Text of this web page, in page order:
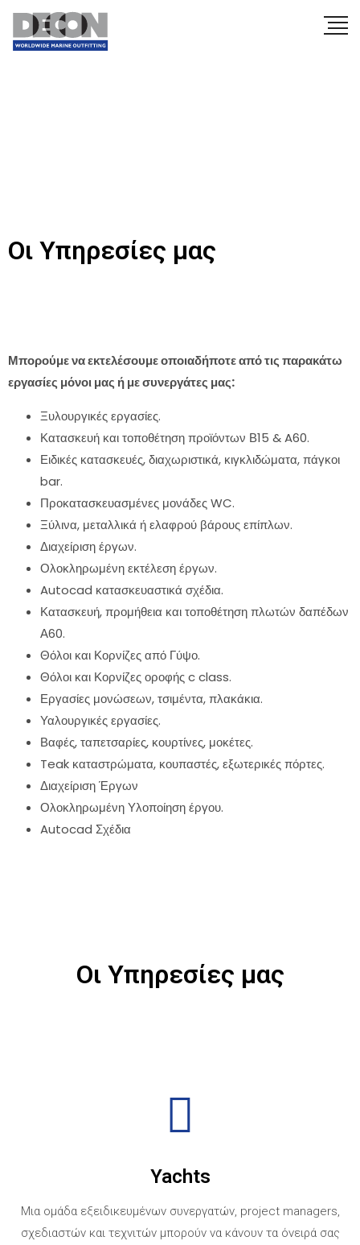
Οι Υπηρεσίες μας
Μπορούμε να εκτελέσουμε οποιαδήποτε από τις παρακάτω
εργασίες μόνοι μας ή με συνεργάτες μας:
Ξυλουργικές εργασίες.
Κατασκευή και τοποθέτηση προϊόντων Β15 & A60.
Ειδικές κατασκευές, διαχωριστικά, κιγκλιδώματα, πάγκοι
bar.
Προκατασκευασμένες μονάδες WC.
Ξύλινα, μεταλλικά ή ελαφρού βάρους επίπλων.
Διαχείριση έργων.
Ολοκληρωμένη εκτέλεση έργων.
Autocad κατασκευαστικά σχέδια.
Κατασκευή, προμήθεια και τοποθέτηση πλωτών δαπέδων
Α60.
Θόλοι και Κορνίζες από Γύψο.
Θόλοι και Κορνίζες οροφής c class.
Εργασίες μονώσεων, τσιμέντα, πλακάκια.
Υαλουργικές εργασίες.
Βαφές, ταπετσαρίες, κουρτίνες, μοκέτες.
Teak καταστρώματα, κουπαστές, εξωτερικές πόρτες.
Διαχείριση Έργων
Ολοκληρωμένη Υλοποίηση έργου.
Autocad Σχέδια
Οι Υπηρεσίες μας
Yachts
Μια ομάδα εξειδικευμένων συνεργατών, project managers,
σχεδιαστών και τεχνιτών μπορούν να κάνουν τα όνειρά σας